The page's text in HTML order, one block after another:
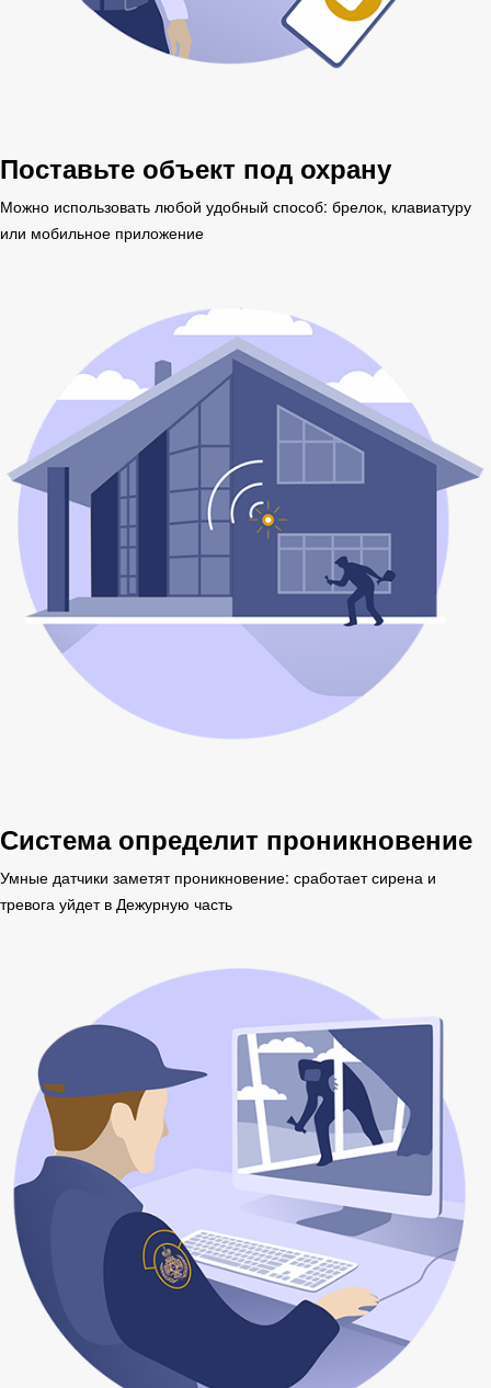
Поставьте объект под охрану
Можно использовать любой удобный способ: брелок, клавиатуру
или мобильное приложение
Система определит проникновение
Умные датчики заметят проникновение: сработает сирена и
тревога уйдет в Дежурную часть